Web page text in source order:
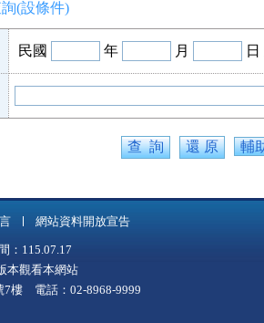
(設條件)
民國 年 月 日
輔
網站資料開放宣告
：115.07.17
本觀看本網站
7樓 電話：02-8968-9999